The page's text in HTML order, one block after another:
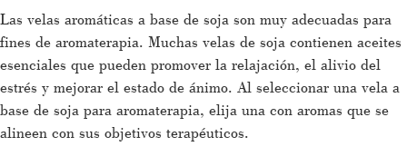
Las velas aromáticas a base de soja son muy adecuadas para
fines de aromaterapia. Muchas velas de soja contienen aceites
esenciales que pueden promover la relajación, el alivio del
estrés y mejorar el estado de ánimo. Al seleccionar una vela a
base de soja para aromaterapia, elija una con aromas que se
alineen con sus objetivos terapéuticos.